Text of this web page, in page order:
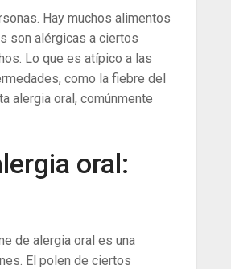
Hay muchos alimentos
son alérgicas a ciertos
Lo que es atípico a las
como la fiebre del
alergia oral, comúnmente
oral:
de alergia oral es una
El polen de ciertos